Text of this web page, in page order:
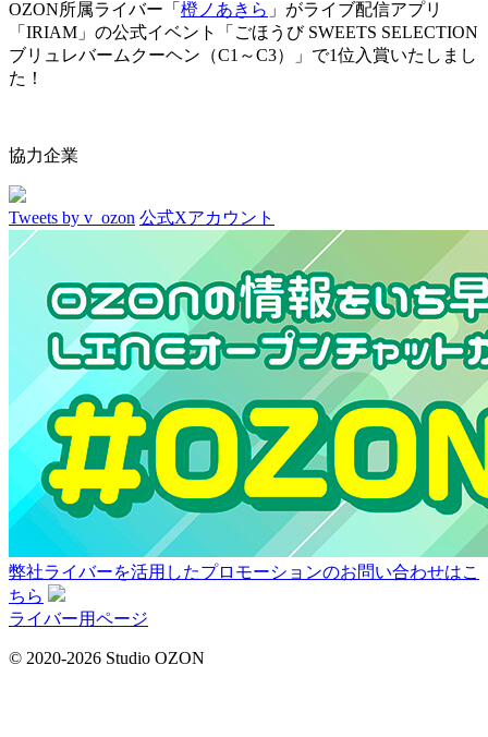
OZON所属ライバー「 橙ノあきら 」がライブ配信アプリ
「IRIAM」の公式イベント「ごほうび SWEETS SELECTION
ブリュレバームクーヘン（C1～C3）」で1位入賞いたしまし
た！
協力企業
Tweets by v_ozon 公式Xアカウント
弊社ライバーを活用したプロモーションのお問い合わせはこ
ちら
ライバー用ページ
© 2020-2026 Studio OZON